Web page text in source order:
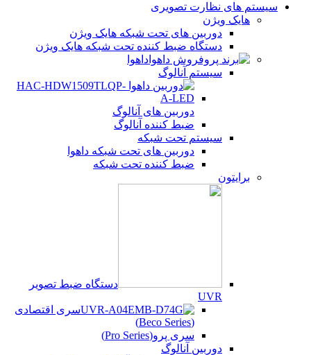
سیستم های نظارت تصویری
هایک ویژن
دوربین های تحت شبکه هایک ویژن
دستگاه ضبط کننده تحت شبکه هایک ویژن
داهوا
سیستم آنالوگ
دوربین های آنالوگ
ضبط کننده آنالوگ
سیستم تحت شبکه
دوربین های تحت شبکه داهوا
ضبط کننده تحت شبکه
برایتون
دستگاه ضبط تصویر
UVR
سری اقتصادی
(Beco Series)
سری پرو(Pro Series)
دوربین آنالوگ